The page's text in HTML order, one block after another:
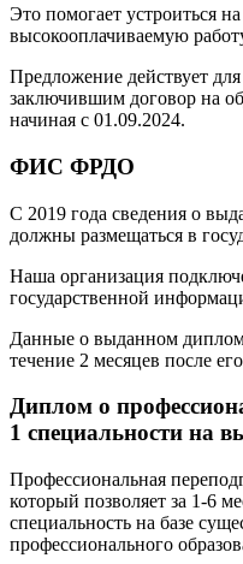
Это помогает устроиться
высокооплачиваемую
Предложение действует
заключившим договор на
начиная с 01.09.2024.
ФИС ФРДО
С 2019 года сведения о
должны размещаться в
Наша организация
государственной
Данные о выданном
течение 2 месяцев после
Диплом о
1 специальности на
Профессиональная
который позволяет за 1-6
специальность на базе
профессионального